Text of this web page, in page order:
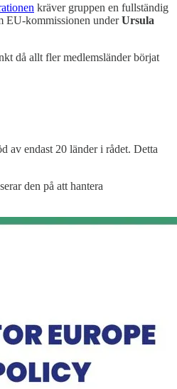
kräver gruppen en fullständig
EU-kommissionen underUrsula
då allt fler medlemsländer börjat
av endast 20 länder i rådet. Detta
den på att hantera